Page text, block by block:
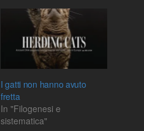
I gatti non hanno avuto
fretta
In "Filogenesi e
sistematica"